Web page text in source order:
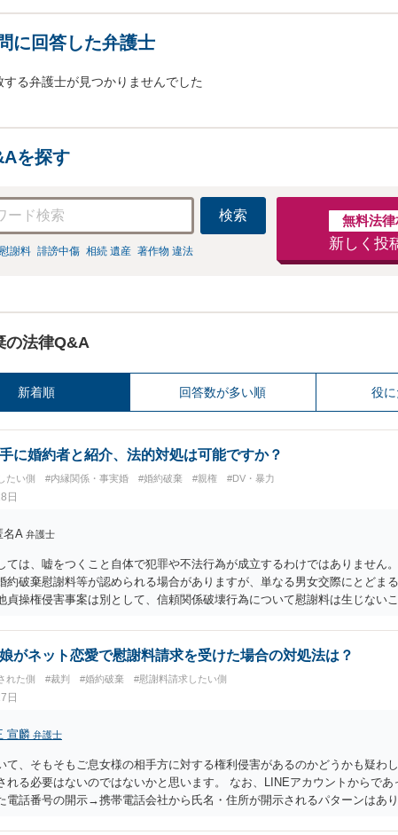
に回答した弁護士
する弁護士が見つかりませんでした
を探す
検索
謝料 誹謗中傷 相続 遺産 著作物 違法
無料法律
新しく投
の法律Q&A
新着順 回答数が多い順 役
に婚約者と紹介、法的対処は可能ですか？
たい側 #内縁関係・事実婚 #婚約破棄 #親権 #DV・暴力
日
名A 弁護士
ては、嘘をつくこと自体で犯罪や不法行為が成立するわけではありません
約破棄慰謝料等が認められる場合がありますが、単なる男女交際にとどま
貞操権侵害事案は別として、信頼関係破壊行為について慰謝料は生じない
ことですので、むしろ結婚しなくてよかったと割り切って、交際を終わら
がネット恋愛で慰謝料請求を受けた場合の対処法は？
れた側 #裁判 #婚約破棄 #慰謝料請求したい側
日
宣麟 弁護士
て、そもそもご息女様の相手方に対する権利侵害があるのかどうかも疑わ
れる必要はないのではないかと思います。 なお、LINEアカウントからであ
電話番号の開示→携帯電話会社から氏名・住所が開示されるパターンはあ